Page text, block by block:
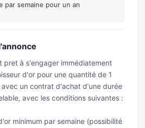
par semaine pour un an
pret à s'engager immédiatement
d'or pour une quantité de 1
un contrat d'achat d'une durée
avec les conditions suivantes :
minimum par semaine (possibilité